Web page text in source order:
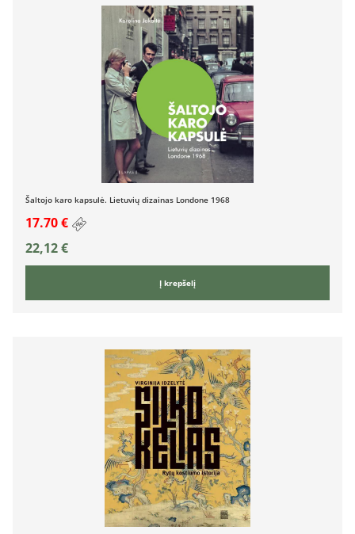
Šaltojo karo kapsulė. Lietuvių dizainas Londone 1968
17.70 €
22,12€
Į krepšelį